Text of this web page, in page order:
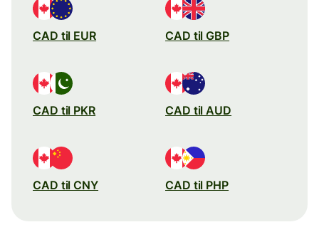
CAD til EUR CAD til GBP
CAD til PKR CAD til AUD
CAD til CNY CAD til PHP